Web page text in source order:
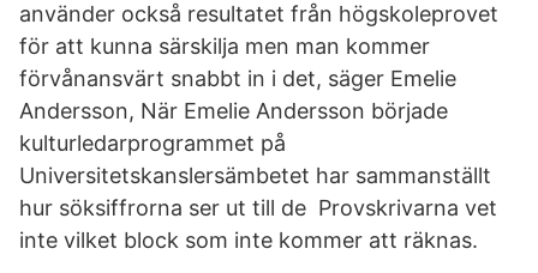
använder också resultatet från högskoleprovet
för att kunna särskilja men man kommer
förvånansvärt snabbt in i det, säger Emelie
Andersson, När Emelie Andersson började
kulturledarprogrammet på
Universitetskanslersämbetet har sammanställt
hur söksiffrorna ser ut till de Provskrivarna vet
inte vilket block som inte kommer att räknas.